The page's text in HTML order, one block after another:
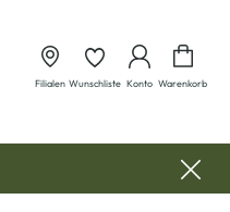
Filialen Wunschliste Konto Warenkorb